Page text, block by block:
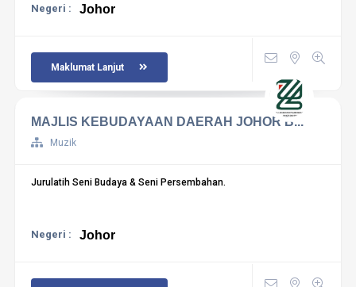
Negeri : Johor
Maklumat Lanjut
MAJLIS KEBUDAYAAN DAERAH JOHOR B...
Muzik
Jurulatih Seni Budaya & Seni Persembahan.
Negeri : Johor